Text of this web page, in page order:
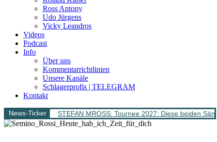
Ross Antony
Udo Jürgens
Vicky Leandros
Videos
Podcast
Info
Über uns
Kommentarrichtlinien
Unsere Kanäle
Schlagerprofis | TELEGRAM
Kontakt
News-Ticker STEFAN MROSS: Tournee 2027: Diese beiden